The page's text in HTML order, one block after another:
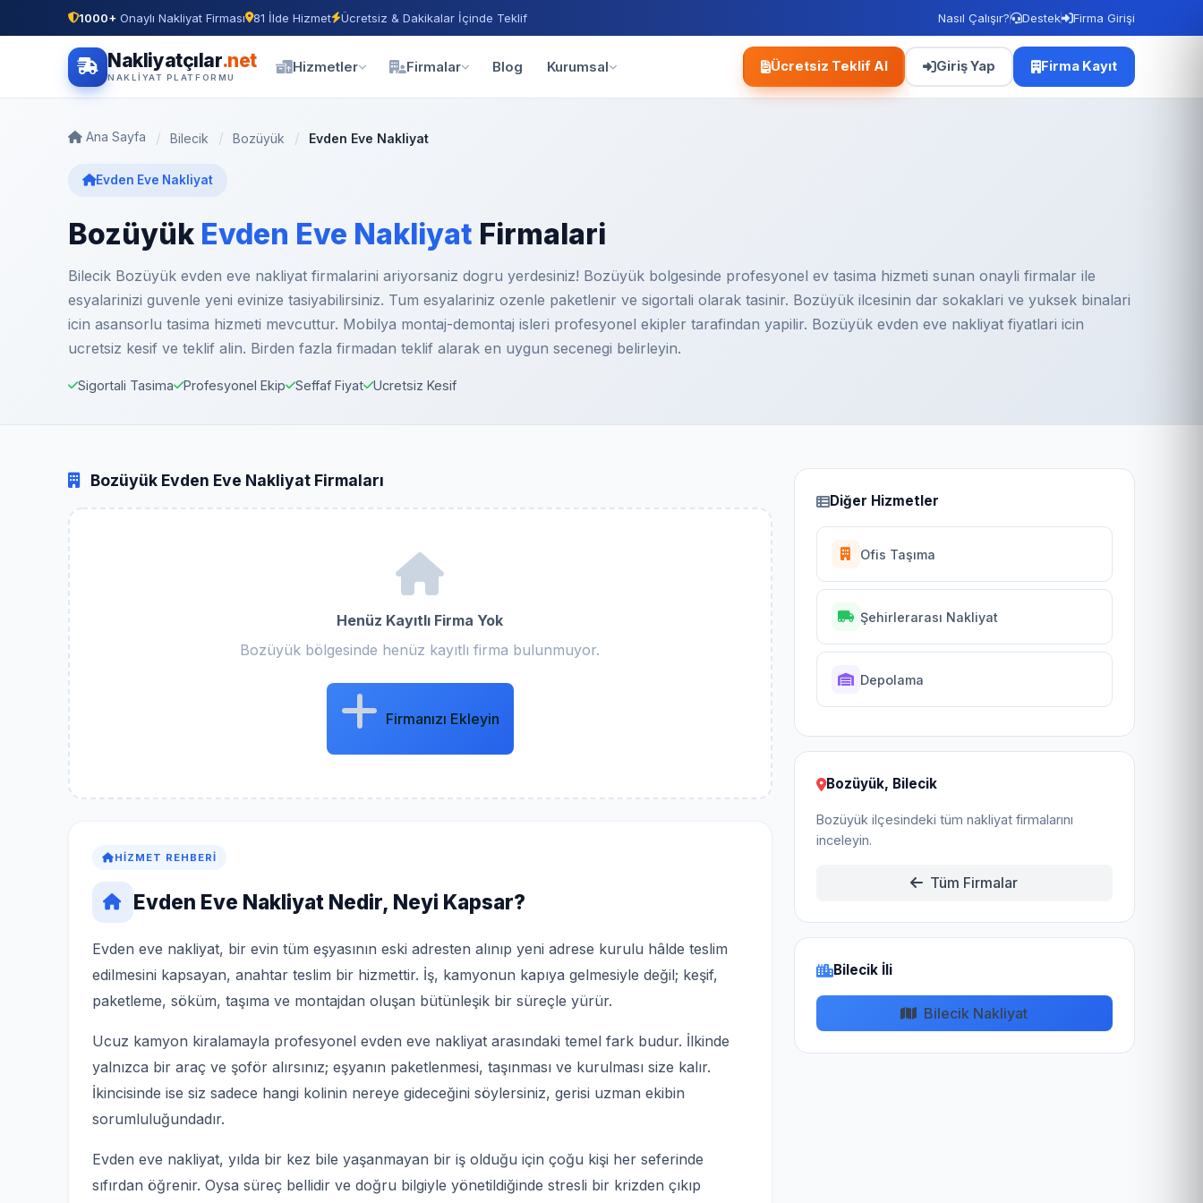
1000+ Onaylı Nakliyat Firması 81 İlde Hizmet Ücretsiz & Dakikalar İçinde Teklif Nasıl Çalışır? Destek Firma Girişi
Nakliyatçılar.net
NAKLIYAT PLATFORMU
Hizmetler Firmalar Blog Kurumsal Ücretsiz Teklif Al Giriş Yap Firma Kayıt
Ana Sayfa Bilecik Bozüyük Evden Eve Nakliyat
Evden Eve Nakliyat
Bozüyük Evden Eve Nakliyat Firmalari
Bilecik Bozüyük evden eve nakliyat firmalarini ariyorsaniz dogru yerdesiniz! Bozüyük bolgesinde profesyonel ev tasima hizmeti sunan onayli firmalar ile
esyalarinizi guvenle yeni evinize tasiyabilirsiniz. Tum esyalariniz ozenle paketlenir ve sigortali olarak tasinir. Bozüyük ilcesinin dar sokaklari ve yuksek binalari
icin asansorlu tasima hizmeti mevcuttur. Mobilya montaj-demontaj isleri profesyonel ekipler tarafindan yapilir. Bozüyük evden eve nakliyat fiyatlari icin
ucretsiz kesif ve teklif alin. Birden fazla firmadan teklif alarak en uygun secenegi belirleyin.
Sigortali Tasima Profesyonel Ekip Seffaf Fiyat Ucretsiz Kesif
Bozüyük Evden Eve Nakliyat Firmaları
Henüz Kayıtlı Firma Yok
Bozüyük bölgesinde henüz kayıtlı firma bulunmuyor.
Firmanızı Ekleyin
HIZMET REHBERI
Evden Eve Nakliyat Nedir, Neyi Kapsar?
Evden eve nakliyat, bir evin tüm eşyasının eski adresten alınıp yeni adrese kurulu hâlde teslim
edilmesini kapsayan, anahtar teslim bir hizmettir. İş, kamyonun kapıya gelmesiyle değil; keşif,
paketleme, söküm, taşıma ve montajdan oluşan bütünleşik bir süreçle yürür.
Ucuz kamyon kiralamayla profesyonel evden eve nakliyat arasındaki temel fark budur. İlkinde
yalnızca bir araç ve şoför alırsınız; eşyanın paketlenmesi, taşınması ve kurulması size kalır.
İkincisinde ise siz sadece hangi kolinin nereye gideceğini söylersiniz, gerisi uzman ekibin
sorumluluğundadır.
Evden eve nakliyat, yılda bir kez bile yaşanmayan bir iş olduğu için çoğu kişi her seferinde
sıfırdan öğrenir. Oysa süreç bellidir ve doğru bilgiyle yönetildiğinde stresli bir krizden çıkıp
Diğer Hizmetler
Ofis Taşıma
Şehirlerarası Nakliyat
Depolama
Bozüyük, Bilecik
Bozüyük ilçesindeki tüm nakliyat firmalarını
inceleyin.
Tüm Firmalar
Bilecik İli
Bilecik Nakliyat